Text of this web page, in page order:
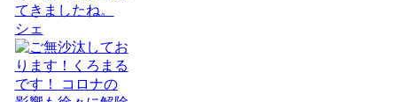
てきましたね。
シェ